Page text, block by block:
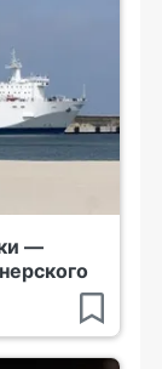
—